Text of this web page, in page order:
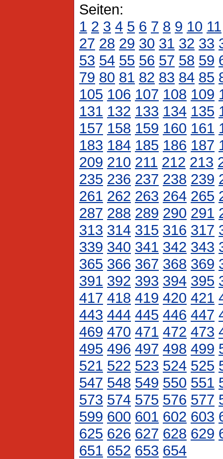
Seiten:
1 2 3 4 5 6 7 8 9 10 11
27 28 29 30 31 32 33
53 54 55 56 57 58 59
79 80 81 82 83 84 85
105 106 107 108 109
131 132 133 134 135
157 158 159 160 161
183 184 185 186 187
209 210 211 212 213
235 236 237 238 239
261 262 263 264 265
287 288 289 290 291
313 314 315 316 317
339 340 341 342 343
365 366 367 368 369
391 392 393 394 395
417 418 419 420 421
443 444 445 446 447
469 470 471 472 473
495 496 497 498 499
521 522 523 524 525
547 548 549 550 551
573 574 575 576 577
599 600 601 602 603
625 626 627 628 629
651 652 653 654